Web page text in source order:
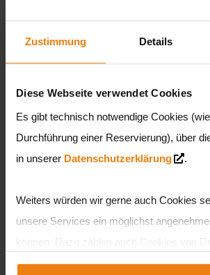
Zustimmung Details
Diese Webseite verwendet Cookies
Es gibt technisch notwendige Cookies
Durchführung einer Reservierung), über
in unserer Datenschutzerklärung .
Weiters würden wir gerne auch Cookies
unsere Services ein möglichst
können. Dazu zählen auch Cookies von
teilweise aus den USA. Sie können
Euro
10,00 €
Sunny Bunny &
Pinky Bunny
Haube
Pinky